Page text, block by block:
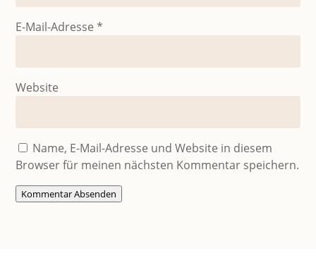
E-Mail-Adresse*
Website
Name, E-Mail-Adresse und Website in diesem
Browser für meinen nächsten Kommentar speichern.
Kommentar Absenden